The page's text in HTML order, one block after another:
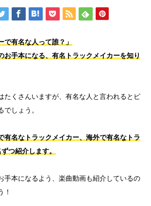
で有名な人って誰？」
お手本になる、有名トラックメイカーを知り
たくさんいますが、有名な人と言われるとピ
でしょう。
有名なトラックメイカー、海外で有名なトラ
つ紹介します。
手本になるよう、楽曲動画も紹介しているの
！